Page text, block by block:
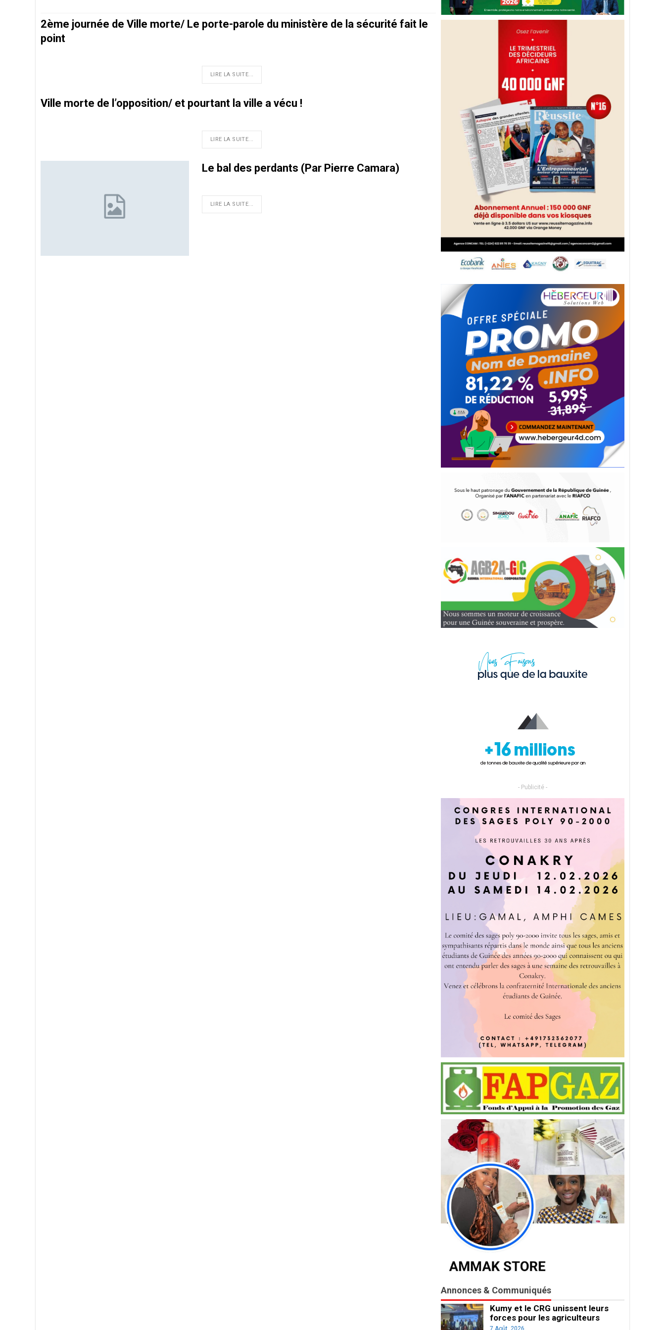
2ème journée de Ville morte/ Le porte-parole du ministère de la sécurité fait le
point
LIRE LA SUITE...
Ville morte de l’opposition/ et pourtant la ville a vécu !
LIRE LA SUITE...
Le bal des perdants (Par Pierre Camara)
LIRE LA SUITE...
- Publicité -
Annonces & Communiqués
Kumy et le CRG unissent leurs
forces pour les agriculteurs